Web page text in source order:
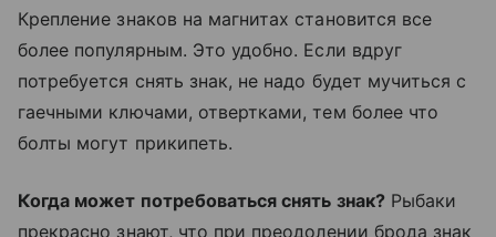
Крепление знаков на магнитах становится все
более популярным. Это удобно. Если вдруг
потребуется снять знак, не надо будет мучиться с
гаечными ключами, отвертками, тем более что
болты могут прикипеть.
Когда может потребоваться снять знак?Рыбаки
прекрасно знают, что при преодолении брода знак